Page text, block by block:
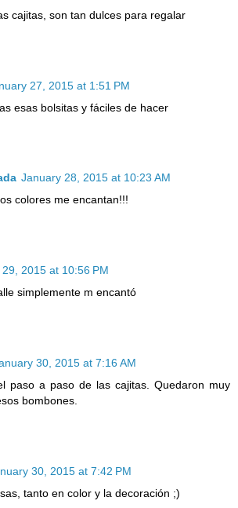
cajitas, son tan dulces para regalar
27, 2015 at 1:51 PM
esas bolsitas y fáciles de hacer
January 28, 2015 at 10:23 AM
colores me encantan!!!
2015 at 10:56 PM
simplemente m encantó
30, 2015 at 7:16 AM
paso a paso de las cajitas. Quedaron muy
bombones.
30, 2015 at 7:42 PM
tanto en color y la decoración ;)